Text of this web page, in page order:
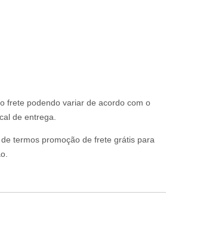
frete podendo variar de acordo com o
de entrega.
termos promoção de frete grátis para